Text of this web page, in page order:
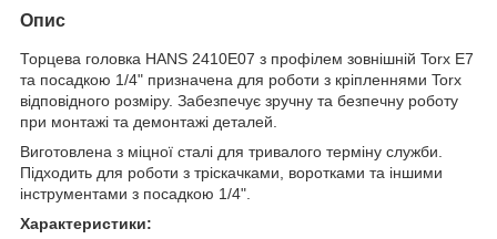
Опис
Торцева головка HANS 2410E07 з профілем зовнішній Torx E7
та посадкою 1/4" призначена для роботи з кріпленнями Torx
відповідного розміру. Забезпечує зручну та безпечну роботу
при монтажі та демонтажі деталей.
Виготовлена з міцної сталі для тривалого терміну служби.
Підходить для роботи з тріскачками, воротками та іншими
інструментами з посадкою 1/4".
Характеристики: